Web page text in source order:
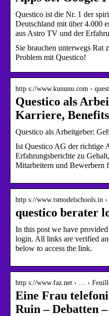
Questico ist die Nr. 1 der
Deutschland mit über 4.000
aus Astro TV und der
Sie brauchen unterwegs
Problem mit Questico!
http s://www.kununu.com ›
Questico als
Karriere,
Questico als Arbeitgeber:
Ist Questico AG der richtige
Erfahrungsberichte zu
Mitarbeitern und Bewerbern
http s://www.tsmodelschools.in
questico berater
In this post we have
login. All links are verified
below to access the link.
http s://www.faz.net › … ›
Eine Frau
Ruin – Debatten